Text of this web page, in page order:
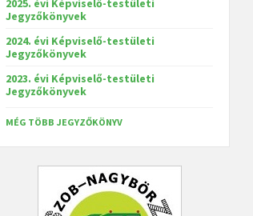
2025. évi Képviselő-testületi
Jegyzőkönyvek
2024. évi Képviselő-testületi
Jegyzőkönyvek
2023. évi Képviselő-testületi
Jegyzőkönyvek
MÉG TÖBB JEGYZŐKÖNYV